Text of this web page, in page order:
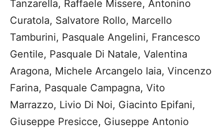
Tanzarella, Raffaele Missere, Antonino
Curatola, Salvatore Rollo, Marcello
Tamburini, Pasquale Angelini, Francesco
Gentile, Pasquale Di Natale, Valentina
Aragona, Michele Arcangelo Iaia, Vincenzo
Farina, Pasquale Campagna, Vito
Marrazzo, Livio Di Noi, Giacinto Epifani,
Giuseppe Presicce, Giuseppe Antonio